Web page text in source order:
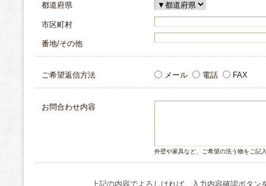
都道府県
市区町村
番地/その他
ご希望返信方法 メール 電話 FAX
お問合わせ内容
外壁や家具など、ご希望の洗う物をご記
上記の内容でよろしければ、入力内容確認ボタン